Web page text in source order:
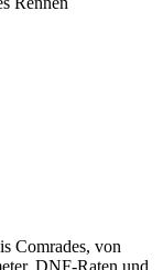
Comrades, von
DNF-Raten und